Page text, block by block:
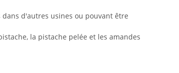
d'autres usines ou pouvant être
la pistache pelée et les amandes